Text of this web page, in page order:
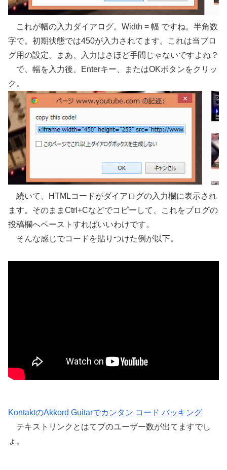
これが幅の入力ダイアログ。Width = 幅 ですね。半角数
字で。初期状態では450が入力されてます。これは当ブロ
グ用の設定。まあ、入力はさほど手間じゃないですよね？
で、幅を入力後、Enterキー、またはOKボタンをクリッ
ク。
続いて、HTMLコードがダイアログの入力欄に表示され
ます。そのままCtrl+Cなどでコピーして、これをブログの
投稿欄へペーストすればいいわけです。
そんな感じでコードを貼りつけた例が以下。
KontaktのAkkord Guitarでカンタン コード バッキング
テキストリンクとはてブのユーザー数が出てますでし
ょ。